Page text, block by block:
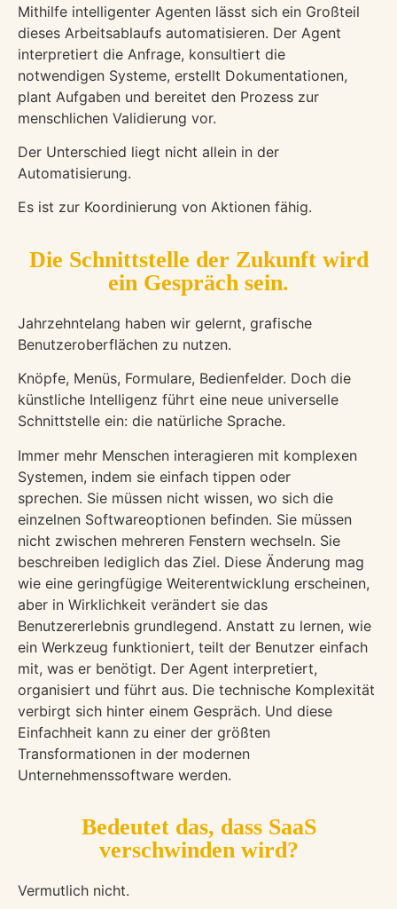
Mithilfe intelligenter Agenten lässt sich ein Großteil
dieses Arbeitsablaufs automatisieren. Der Agent
interpretiert die Anfrage, konsultiert die
notwendigen Systeme, erstellt Dokumentationen,
plant Aufgaben und bereitet den Prozess zur
menschlichen Validierung vor.
Der Unterschied liegt nicht allein in der
Automatisierung.
Es ist zur Koordinierung von Aktionen fähig.
Die Schnittstelle der Zukunft wird
ein Gespräch sein.
Jahrzehntelang haben wir gelernt, grafische
Benutzeroberflächen zu nutzen.
Knöpfe, Menüs, Formulare, Bedienfelder. Doch die
künstliche Intelligenz führt eine neue universelle
Schnittstelle ein: die natürliche Sprache.
Immer mehr Menschen interagieren mit komplexen
Systemen, indem sie einfach tippen oder
sprechen. Sie müssen nicht wissen, wo sich die
einzelnen Softwareoptionen befinden. Sie müssen
nicht zwischen mehreren Fenstern wechseln. Sie
beschreiben lediglich das Ziel. Diese Änderung mag
wie eine geringfügige Weiterentwicklung erscheinen,
aber in Wirklichkeit verändert sie das
Benutzererlebnis grundlegend. Anstatt zu lernen, wie
ein Werkzeug funktioniert, teilt der Benutzer einfach
mit, was er benötigt. Der Agent interpretiert,
organisiert und führt aus. Die technische Komplexität
verbirgt sich hinter einem Gespräch. Und diese
Einfachheit kann zu einer der größten
Transformationen in der modernen
Unternehmenssoftware werden.
Bedeutet das, dass SaaS
verschwinden wird?
Vermutlich nicht.